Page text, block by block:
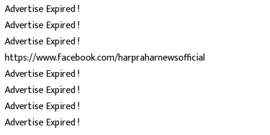
Advertise Expired !
Advertise Expired !
Advertise Expired !
https://www.facebook.com/harpraharnewsofficial
Advertise Expired !
Advertise Expired !
Advertise Expired !
Advertise Expired !